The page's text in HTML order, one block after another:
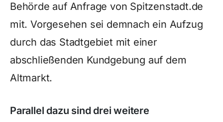
Behörde auf Anfrage von Spitzenstadt.de
mit. Vorgesehen sei demnach ein Aufzug
durch das Stadtgebiet mit einer
abschließenden Kundgebung auf dem
Altmarkt.
Parallel dazu sind drei weitere